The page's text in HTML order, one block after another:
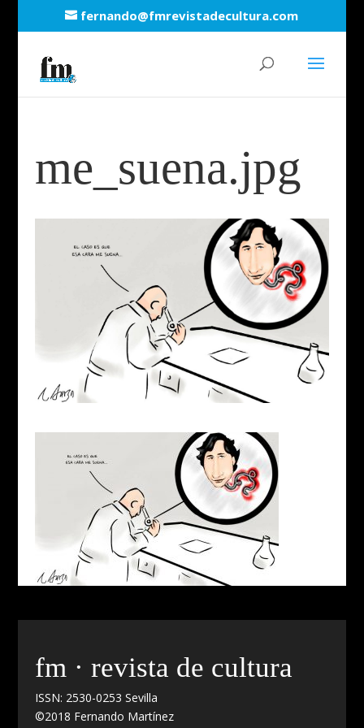
fernando@fmrevistadecultura.com
me_suena.jpg
fm · revista de cultura
ISSN: 2530-0253 Sevilla
©2018 Fernando Martínez